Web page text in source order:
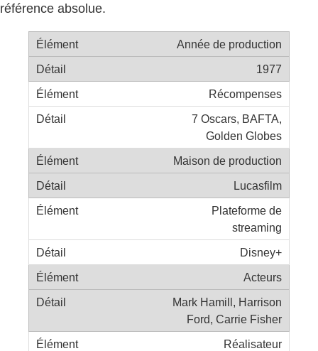
référence absolue.
Année de production
1977
Récompenses
7 Oscars, BAFTA,
Golden Globes
Maison de production
Lucasfilm
Plateforme de
streaming
Disney+
Acteurs
Mark Hamill, Harrison
Ford, Carrie Fisher
Réalisateur